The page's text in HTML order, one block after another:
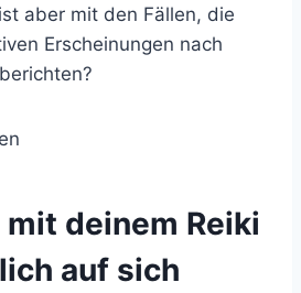
aber mit den Fällen, die
Erscheinungen nach
mit deinem Reiki
auf sich